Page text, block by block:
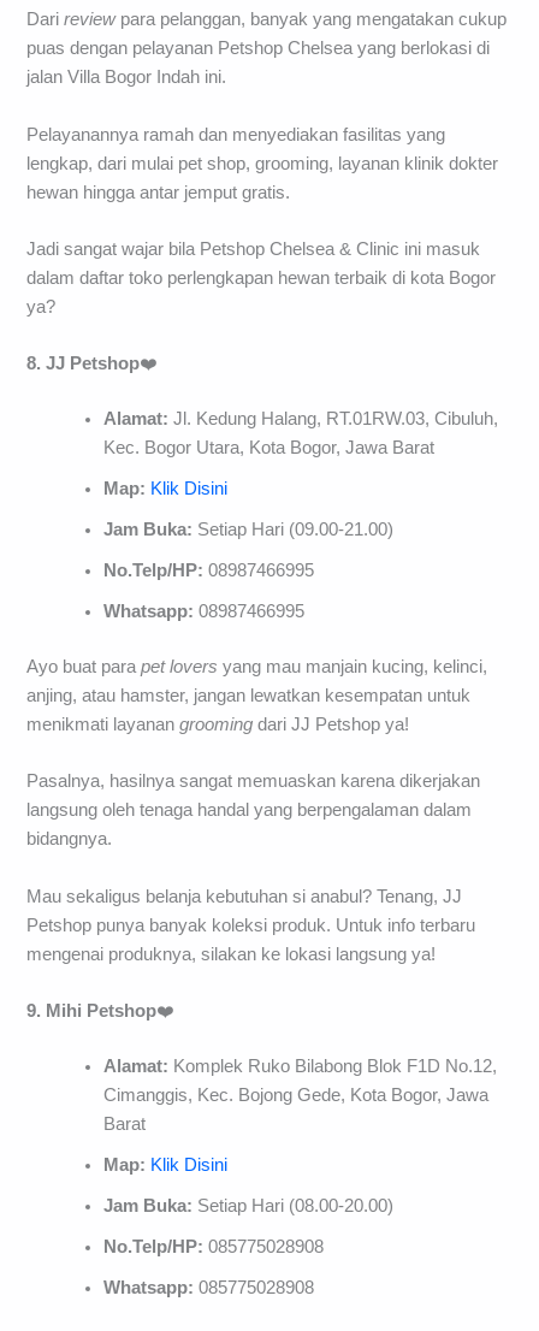
Darireviewpara pelanggan, banyak yang mengatakan cukup
puas dengan pelayanan Petshop Chelsea yang berlokasi di
jalan Villa Bogor Indah ini.
Pelayanannya ramah dan menyediakan fasilitas yang
lengkap, dari mulai pet shop, grooming, layanan klinik dokter
hewan hingga antar jemput gratis.
Jadi sangat wajar bila Petshop Chelsea & Clinic ini masuk
dalam daftar toko perlengkapan hewan terbaik di kota Bogor
ya?
8. JJ Petshop❤️
Alamat: Jl. Kedung Halang, RT.01RW.03, Cibuluh,
Kec. Bogor Utara, Kota Bogor, Jawa Barat
Map: Klik Disini
Jam Buka: Setiap Hari (09.00-21.00)
No.Telp/HP: 08987466995
Whatsapp:08987466995
Ayo buat parapetlovers yang mau manjain kucing, kelinci,
anjing, atau hamster, jangan lewatkan kesempatan untuk
menikmati layanangrooming dari JJ Petshop ya!
Pasalnya, hasilnya sangat memuaskan karena dikerjakan
langsung oleh tenaga handal yang berpengalaman dalam
bidangnya.
Mau sekaligus belanja kebutuhan si anabul? Tenang, JJ
Petshop punya banyak koleksi produk. Untuk info terbaru
mengenai produknya, silakan ke lokasi langsung ya!
9. Mihi Petshop❤️
Alamat: Komplek Ruko Bilabong Blok F1D No.12,
Cimanggis, Kec. Bojong Gede, Kota Bogor, Jawa
Barat
Map: Klik Disini
Jam Buka: Setiap Hari (08.00-20.00)
No.Telp/HP: 085775028908
Whatsapp:085775028908